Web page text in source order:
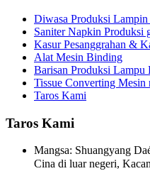
Diwasa Produksi Lampin
Saniter Napkin Produksi
Kasur Pesanggrahan &
Alat Mesin Binding
Barisan Produksi Lampu
Tissue Converting Mesin
Taros Kami
Taros Kami
Mangsa: Shuangyang
Cina di luar negeri,